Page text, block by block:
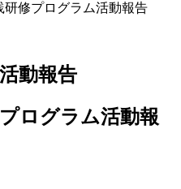
研修プログラム活動報告
活動報告
ログラム活動報